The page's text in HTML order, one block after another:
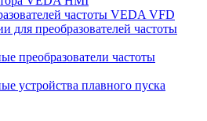
частоты VEDA VFD
для преобразователей частоты
преобразователи частоты
устройства плавного пуска